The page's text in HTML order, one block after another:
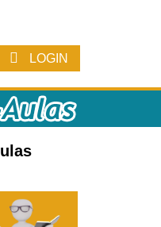
LOGIN